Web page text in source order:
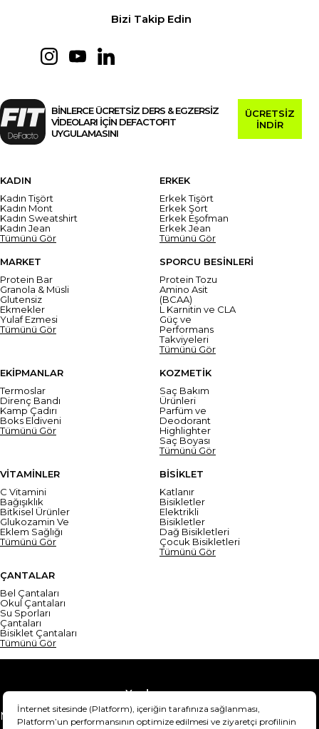
Bizi Takip Edin
BİNLERCE ÜCRETSİZ DERS & EGZERSİZ
VİDEOLARI İÇİN DEFACTOFIT
UYGULAMASINI
ÜCRETSİZ
İNDİR
KADIN
Kadın Tişört
Kadın Mont
Kadın Sweatshirt
Kadın Jean
Tümünü Gör
ERKEK
Erkek Tişört
Erkek Şort
Erkek Eşofman
Erkek Jean
Tümünü Gör
MARKET
Protein Bar
Granola & Müsli
Glutensiz
Ekmekler
Yulaf Ezmesi
Tümünü Gör
SPORCU BESİNLERİ
Protein Tozu
Amino Asit
(BCAA)
L Karnitin ve CLA
Güç ve
Performans
Takviyeleri
Tümünü Gör
EKİPMANLAR
Termoslar
Direnç Bandı
Kamp Çadırı
Boks Eldiveni
Tümünü Gör
KOZMETİK
Saç Bakım
Ürünleri
Parfüm ve
Deodorant
Highlighter
Saç Boyası
Tümünü Gör
VİTAMİNLER
C Vitamini
Bağışıklık
Bitkisel Ürünler
Glukozamin Ve
Eklem Sağlığı
Tümünü Gör
BİSİKLET
Katlanır
Bisikletler
Elektrikli
Bisikletler
Dağ Bisikletleri
Çocuk Bisikletleri
Tümünü Gör
ÇANTALAR
Bel Çantaları
Okul Çantaları
Su Sporları
Çantaları
Bisiklet Çantaları
Tümünü Gör
Yardım
Mesafeli Satış Sözleşmesi
Teslimat Bilgisi